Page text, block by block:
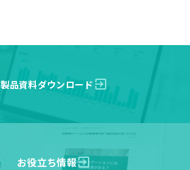
製品資料ダウンロード exit_to_app
お役立ち情報exit_to_app